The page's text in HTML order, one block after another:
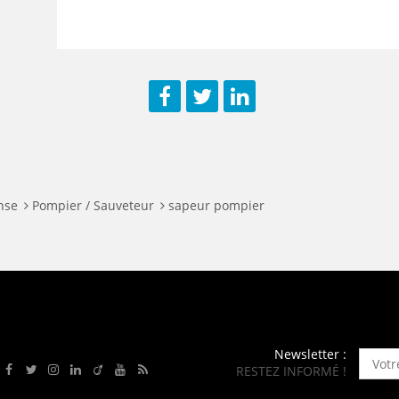
Pompier / Sauveteur sapeur pompier
Newsletter :
RESTEZ INFORMÉ !